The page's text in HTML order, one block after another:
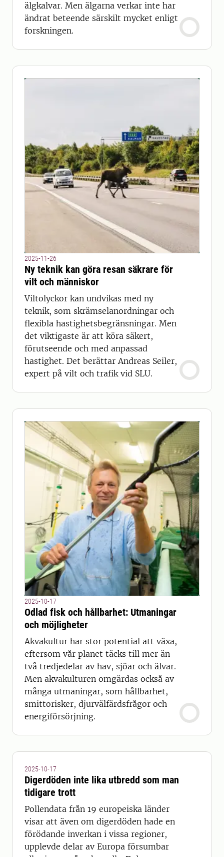
älgkalvar. Men älgarna verkar inte har
ändrat beteende särskilt mycket enligt
forskningen.
2025-11-26
Ny teknik kan göra resan säkrare för
vilt och människor
Viltolyckor kan undvikas med ny
teknik, som skrämselanordningar och
flexibla hastighetsbegränsningar. Men
det viktigaste är att köra säkert,
förutseende och med anpassad
hastighet. Det berättar Andreas Seiler,
expert på vilt och trafik vid SLU.
2025-10-17
Odlad fisk och hållbarhet: Utmaningar
och möjligheter
Akvakultur har stor potential att växa,
eftersom vår planet täcks till mer än
två tredjedelar av hav, sjöar och älvar.
Men akvakulturen omgärdas också av
många utmaningar, som hållbarhet,
smittorisker, djurvälfärdsfrågor och
energiförsörjning.
2025-10-17
Digerdöden inte lika utbredd som man
tidigare trott
Pollendata från 19 europeiska länder
visar att även om digerdöden hade en
förödande inverkan i vissa regioner,
upplevde delar av Europa försumbar